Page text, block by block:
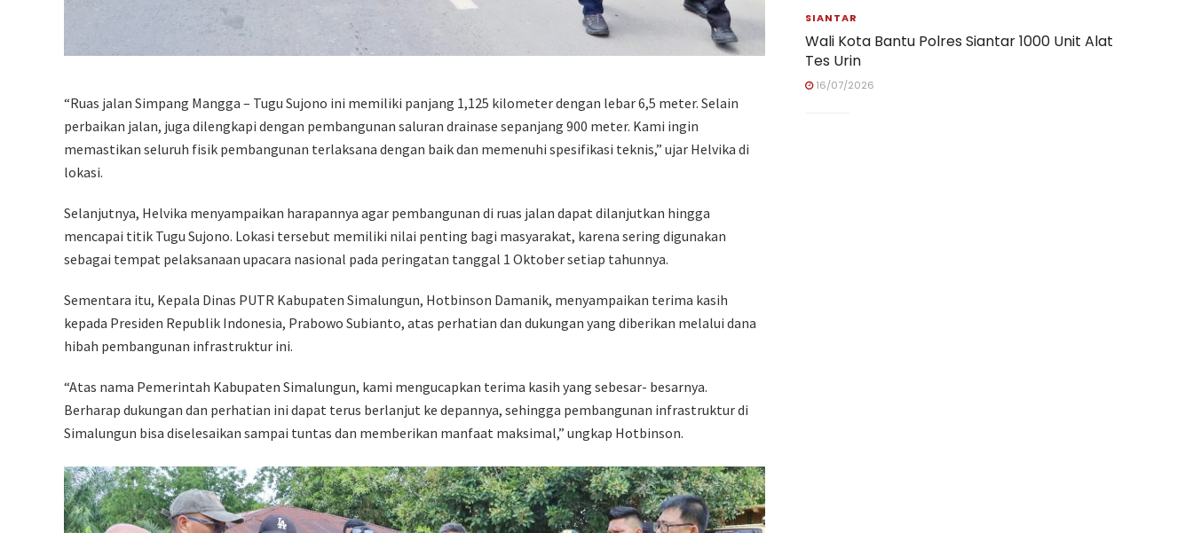
“Ruas jalan Simpang Mangga – Tugu Sujono ini memiliki panjang 1,125 kilometer dengan lebar 6,5 meter. Selain
perbaikan jalan, juga dilengkapi dengan pembangunan saluran drainase sepanjang 900 meter. Kami ingin
memastikan seluruh fisik pembangunan terlaksana dengan baik dan memenuhi spesifikasi teknis,” ujar Helvika di
lokasi.
Selanjutnya, Helvika menyampaikan harapannya agar pembangunan di ruas jalan dapat dilanjutkan hingga
mencapai titik Tugu Sujono. Lokasi tersebut memiliki nilai penting bagi masyarakat, karena sering digunakan
sebagai tempat pelaksanaan upacara nasional pada peringatan tanggal 1 Oktober setiap tahunnya.
Sementara itu, Kepala Dinas PUTR Kabupaten Simalungun, Hotbinson Damanik, menyampaikan terima kasih
kepada Presiden Republik Indonesia, Prabowo Subianto, atas perhatian dan dukungan yang diberikan melalui dana
hibah pembangunan infrastruktur ini.
“Atas nama Pemerintah Kabupaten Simalungun, kami mengucapkan terima kasih yang sebesar- besarnya.
Berharap dukungan dan perhatian ini dapat terus berlanjut ke depannya, sehingga pembangunan infrastruktur di
Simalungun bisa diselesaikan sampai tuntas dan memberikan manfaat maksimal,” ungkap Hotbinson.
SIANTAR
Wali Kota Bantu Polres Siantar 1000 Unit Alat
Tes Urin
16/07/2026